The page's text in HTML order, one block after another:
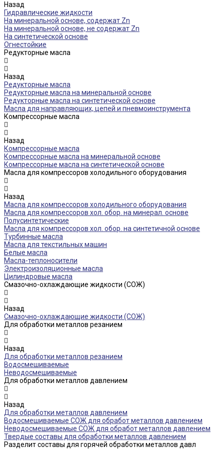
Назад
Гидравлические жидкости
На минеральной основе, содержат Zn
На минеральной основе, не содержат Zn
На синтетической основе
Огнестойкие
Редукторные масла
Назад
Редукторные масла
Редукторные масла на минеральной основе
Редукторные масла на синтетической основе
Масла для направляющих, цепей и пневмоинструмента
Компрессорные масла
Назад
Компрессорные масла
Компрессорные масла на минеральной основе
Компрессорные масла на синтетической основе
Масла для компрессоров холодильного оборудования
Назад
Масла для компрессоров холодильного оборудования
Масла для компрессоров хол. обор. на минерал. основе
Полусинтетические
Масла для компрессоров хол. обор. на синтетичной основе
Турбинные масла
Масла для текстильных машин
Белые масла
Масла-теплоносители
Электроизоляционные масла
Цилиндровые масла
Смазочно-охлаждающие жидкости (СОЖ)
Назад
Смазочно-охлаждающие жидкости (СОЖ)
Для обработки металлов резанием
Назад
Для обработки металлов резанием
Водосмешиваемые
Неводосмешиваемые
Для обработки металлов давлением
Назад
Для обработки металлов давлением
Водосмешиваемые СОЖ для обработ металлов давлением
Неводосмешиваемые СОЖ для обработ металлов давлением
Твердые составы для обработки металлов давлением
Разделит составы для горячей обработки металлов давл